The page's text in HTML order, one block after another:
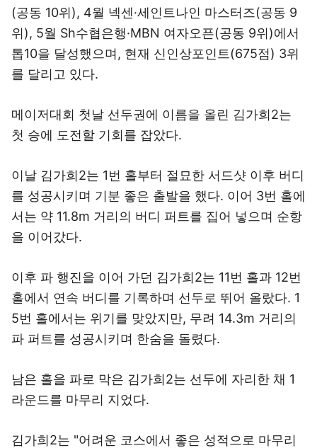
(공동 10위), 4월 넥센·세인트나인 마스터즈(공동 9
위), 5월 Sh수협은행·MBN 여자오픈(공동 9위)에서
톱10을 달성했으며, 현재 신인상포인트(675점) 3위
를 달리고 있다.
메이저대회 첫날 선두권에 이름을 올린 김가희2는
첫 승에 도전할 기회를 잡았다.
이날 김가희2는 1번 홀부터 절묘한 서드샷 이후 버디
를 성공시키며 기분 좋은 출발을 했다. 이어 3번 홀에
서는 약 11.8m 거리의 버디 퍼트를 집어 넣으며 순항
을 이어갔다.
이후 파 행진을 이어 가던 김가희2는 11번 홀과 12번
홀에서 연속 버디를 기록하며 선두로 뛰어 올랐다. 1
5번 홀에서는 위기를 맞았지만, 무려 14.3m 거리의
파 퍼트를 성공시키며 한숨을 돌렸다.
남은 홀을 파로 막은 김가희2는 선두에 자리한 채 1
라운드를 마무리 지었다.
김가희2는 "어려운 코스에서 좋은 성적으로 마무리